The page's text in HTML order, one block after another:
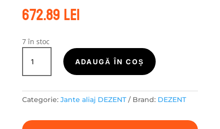
672.89lei
7 în stoc
Cantitate
Janta
aliaj
TN
6.50x16
ADAUGĂ ÎN COȘ
Categorie: Jante aliaj DEZENT Brand: DEZENT